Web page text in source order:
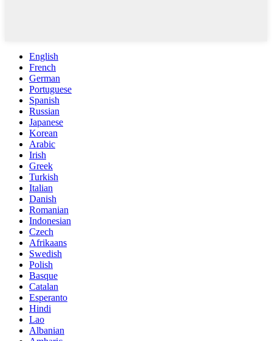
English
French
German
Portuguese
Spanish
Russian
Japanese
Korean
Arabic
Irish
Greek
Turkish
Italian
Danish
Romanian
Indonesian
Czech
Afrikaans
Swedish
Polish
Basque
Catalan
Esperanto
Hindi
Lao
Albanian